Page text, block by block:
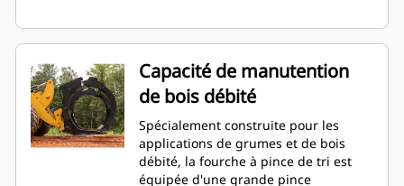
Capacité de manutention
de bois débité
Spécialement construite pour les
applications de grumes et de bois
débité, la fourche à pince de tri est
équipée d'une grande pince